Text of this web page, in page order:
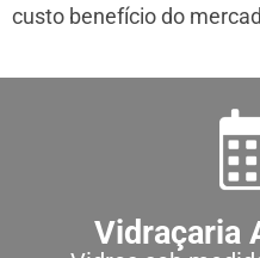
custo benefício do
Vidraçaria